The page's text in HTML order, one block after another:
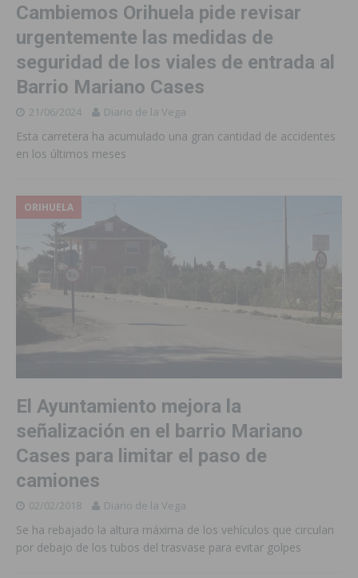
Cambiemos Orihuela pide revisar
urgentemente las medidas de
seguridad de los viales de entrada al
Barrio Mariano Cases
21/06/2024 Diario de la Vega
Esta carretera ha acumulado una gran cantidad de accidentes
en los últimos meses
ORIHUELA
El Ayuntamiento mejora la
señalización en el barrio Mariano
Cases para limitar el paso de
camiones
02/02/2018 Diario de la Vega
Se ha rebajado la altura máxima de los vehículos que circulan
por debajo de los tubos del trasvase para evitar golpes